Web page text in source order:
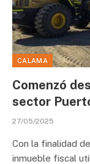
CALAMA
Comenzó
sector
27/05/2025
Con la finalidad
inmueble fiscal